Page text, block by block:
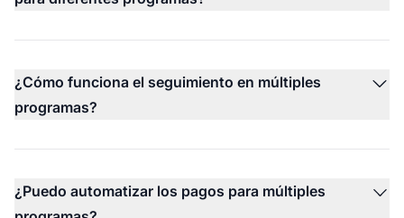
¿Cómo funciona el seguimiento en múltiples
programas?
¿Puedo automatizar los pagos para múltiples